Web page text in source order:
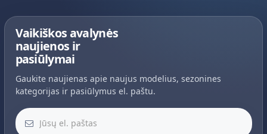
Vaikiškos avalynės
naujienos ir
pasiūlymai
Gaukite naujienas apie naujus modelius, sezonines
kategorijas ir pasiūlymus el. paštu.
Jūsų el. paštas